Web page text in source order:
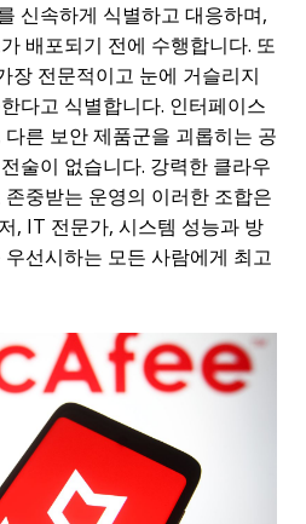
신속하게 식별하고 대응하며,
배포되기 전에 수행합니다. 또
장 전문적이고 눈에 거슬리지
다고 식별합니다. 인터페이스
른 보안 제품군을 괴롭히는 공
술이 없습니다. 강력한 클라우
중받는 운영의 이러한 조합은
, IT 전문가, 시스템 성능과 방
선시하는 모든 사람에게 최고